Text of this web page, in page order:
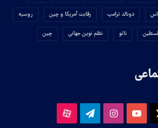
دونالد ترامپ رقابت آمریکا و چین روسیه
ناتو نظم نوین جهانی چین
یوتیوباینستاگرامتلگرام